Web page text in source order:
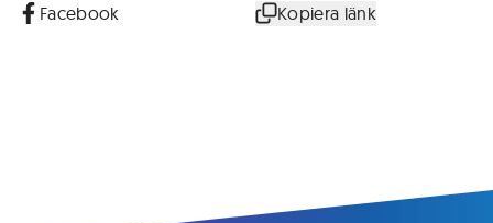
Facebook Kopiera länk